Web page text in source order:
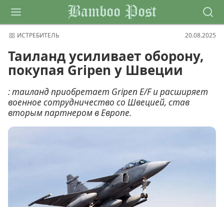
Bamboo Post
ИСТРЕБИТЕЛЬ 20.08.2025
Таиланд усиливает оборону,
покупая Gripen у Швеции
: таиланд приобретает Gripen E/F и расширяет
военное сотрудничество со Швецией, став
вторым партнером в Европе.